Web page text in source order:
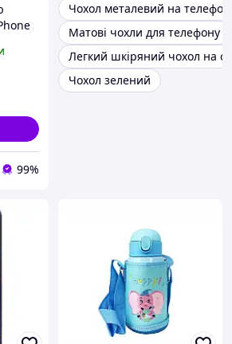
99%
Чохол металевий на телефон
Матові чохли для телефону
Легкий шкіряний чохол на
Чохол зелений